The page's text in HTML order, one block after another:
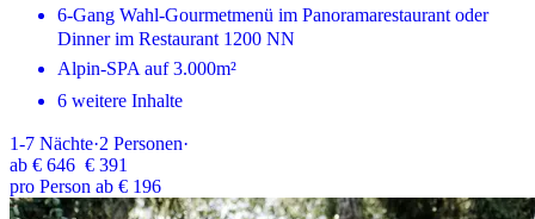
6-Gang Wahl-Gourmetmenü im Panoramarestaurant oder
Dinner im Restaurant 1200 NN
Alpin-SPA auf 3.000m²
6 weitere Inhalte
1-7 Nächte·2 Personen·
ab € 646 € 391
pro Person ab € 196